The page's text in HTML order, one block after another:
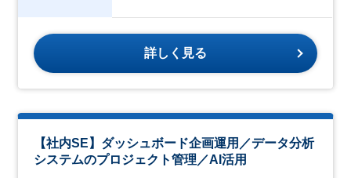
詳しく見る
【社内SE】ダッシュボード企画運用／データ分析
システムのプロジェクト管理／AI活用